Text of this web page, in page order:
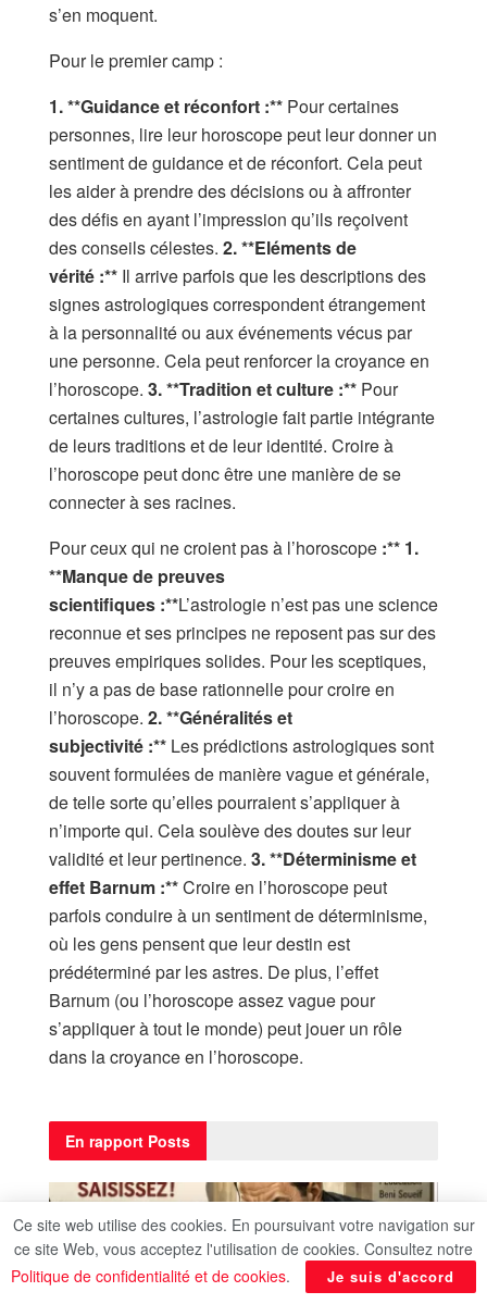
s’en moquent.
Pour le premier camp :
1. **Guidance et réconfort :** Pour certaines
personnes, lire leur horoscope peut leur donner un
sentiment de guidance et de réconfort. Cela peut
les aider à prendre des décisions ou à affronter
des défis en ayant l’impression qu’ils reçoivent
des conseils célestes. 2. **Eléments de
vérité :** Il arrive parfois que les descriptions des
signes astrologiques correspondent étrangement
à la personnalité ou aux événements vécus par
une personne. Cela peut renforcer la croyance en
l’horoscope. 3. **Tradition et culture :** Pour
certaines cultures, l’astrologie fait partie intégrante
de leurs traditions et de leur identité. Croire à
l’horoscope peut donc être une manière de se
connecter à ses racines.
Pour ceux qui ne croient pas à l’horoscope :** 1.
**Manque de preuves
scientifiques :**L’astrologie n’est pas une science
reconnue et ses principes ne reposent pas sur des
preuves empiriques solides. Pour les sceptiques,
il n’y a pas de base rationnelle pour croire en
l’horoscope. 2. **Généralités et
subjectivité :** Les prédictions astrologiques sont
souvent formulées de manière vague et générale,
de telle sorte qu’elles pourraient s’appliquer à
n’importe qui. Cela soulève des doutes sur leur
validité et leur pertinence. 3. **Déterminisme et
effet Barnum :**Croire en l’horoscope peut
parfois conduire à un sentiment de déterminisme,
où les gens pensent que leur destin est
prédéterminé par les astres. De plus, l’effet
Barnum (ou l’horoscope assez vague pour
s’appliquer à tout le monde) peut jouer un rôle
dans la croyance en l’horoscope.
En rapport Posts
Ce site web utilise des cookies. En poursuivant votre navigation sur
ce site Web, vous acceptez l'utilisation de cookies. Consultez notre
Politique de confidentialité et de cookies. Je suis d'accord